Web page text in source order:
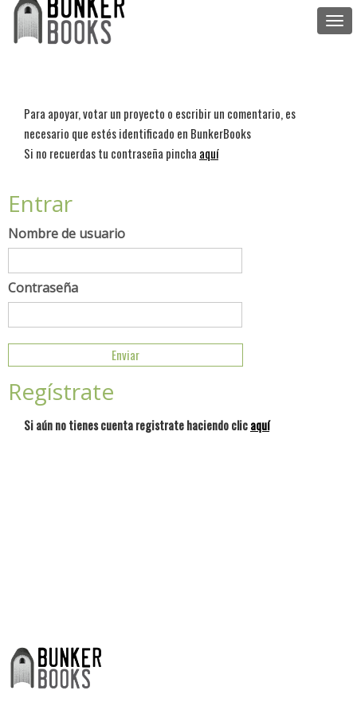
Para apoyar, votar un proyecto o escribir un comentario, es
necesario que estés identificado en BunkerBooks
Si no recuerdas tu contraseña pincha aquí
Entrar
Nombre de usuario
Contraseña
Regístrate
Si aún no tienes cuenta registrate haciendo clicaquí